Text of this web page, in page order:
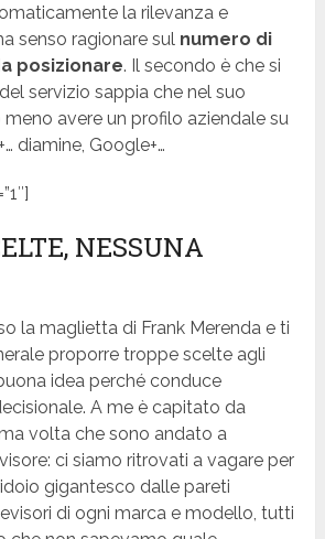
la rilevanza e
senso ragionare sul numero di
posizionare. Il secondo è che si
servizio sappia che nel suo
avere un profilo aziendale su
diamine, Google+…
NESSUNA
la maglietta di Frank Merenda e ti
proporre troppe scelte agli
idea perché conduce
A me è capitato da
volta che sono andato a
ci siamo ritrovati a vagare per
gigantesco dalle pareti
di ogni marca e modello, tutti